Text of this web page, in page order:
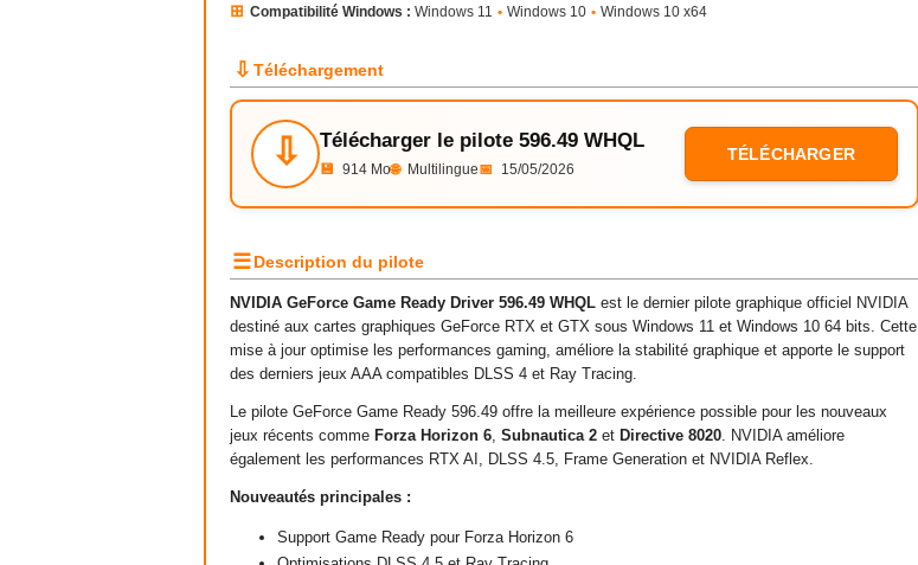
⊞ Compatibilité Windows : Windows 11 • Windows 10 • Windows 10 x64
⇩ Téléchargement
⇩ Télécharger le pilote 596.49 WHQL
💾 914 Mo🌐 Multilingue📅 15/05/2026
TÉLÉCHARGER
☰Description du pilote
NVIDIA GeForce Game Ready Driver 596.49 WHQL est le dernier pilote graphique officiel NVIDIA
destiné aux cartes graphiques GeForce RTX et GTX sous Windows 11 et Windows 10 64 bits. Cette
mise à jour optimise les performances gaming, améliore la stabilité graphique et apporte le support
des derniers jeux AAA compatibles DLSS 4 et Ray Tracing.
Le pilote GeForce Game Ready 596.49 offre la meilleure expérience possible pour les nouveaux
jeux récents comme Forza Horizon 6, Subnautica 2 et Directive 8020. NVIDIA améliore
également les performances RTX AI, DLSS 4.5, Frame Generation et NVIDIA Reflex.
Nouveautés principales :
Support Game Ready pour Forza Horizon 6